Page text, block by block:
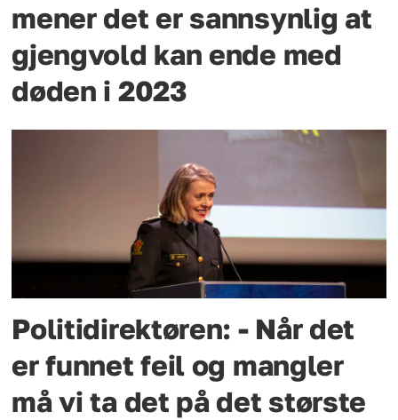
mener det er sannsynlig at
gjengvold kan ende med
døden i 2023
Politidirektøren: - Når det
er funnet feil og mangler
må vi ta det på det største